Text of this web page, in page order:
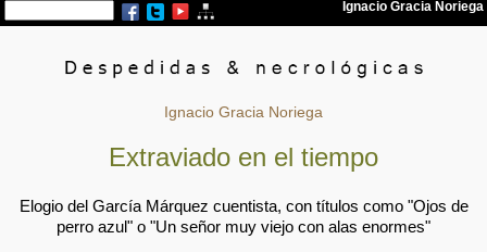
Ignacio Gracia Noriega
Extraviado en el tiempo
Elogio del García Márquez cuentista, con títulos como "Ojos de
perro azul" o "Un señor muy viejo con alas enormes"